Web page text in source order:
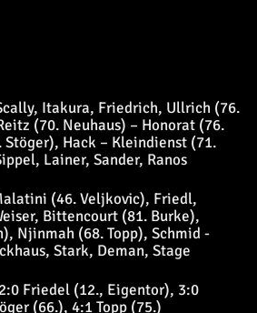
Itakura, Friedrich, Ullrich (76.
(70. Neuhaus) – Honorat (76.
Stöger), Hack – Kleindienst (71.
Lainer, Sander, Ranos
(46. Veljkovic), Friedl,
Bittencourt (81. Burke),
Njinmah (68. Topp), Schmid -
Stark, Deman, Stage
Friedel (12., Eigentor), 3:0
(66.), 4:1 Topp (75.)